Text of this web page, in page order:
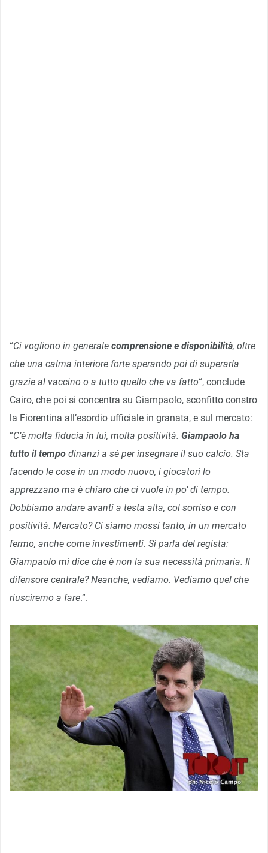
“Ci vogliono in generale comprensione e disponibilità, oltre
che una calma interiore forte sperando poi di superarla
grazie al vaccino o a tutto quello che va fatto“, conclude
Cairo, che poi si concentra su Giampaolo, sconfitto constro
la Fiorentina all’esordio ufficiale in granata, e sul mercato:
“C’è molta fiducia in lui, molta positività. Giampaolo ha
tutto il tempo dinanzi a sé per insegnare il suo calcio. Sta
facendo le cose in un modo nuovo, i giocatori lo
apprezzano ma è chiaro che ci vuole in po’ di tempo.
Dobbiamo andare avanti a testa alta, col sorriso e con
positività. Mercato? Ci siamo mossi tanto, in un mercato
fermo, anche come investimenti. Si parla del regista:
Giampaolo mi dice che è non la sua necessità primaria. Il
difensore centrale? Neanche, vediamo. Vediamo quel che
riusciremo a fare.”.